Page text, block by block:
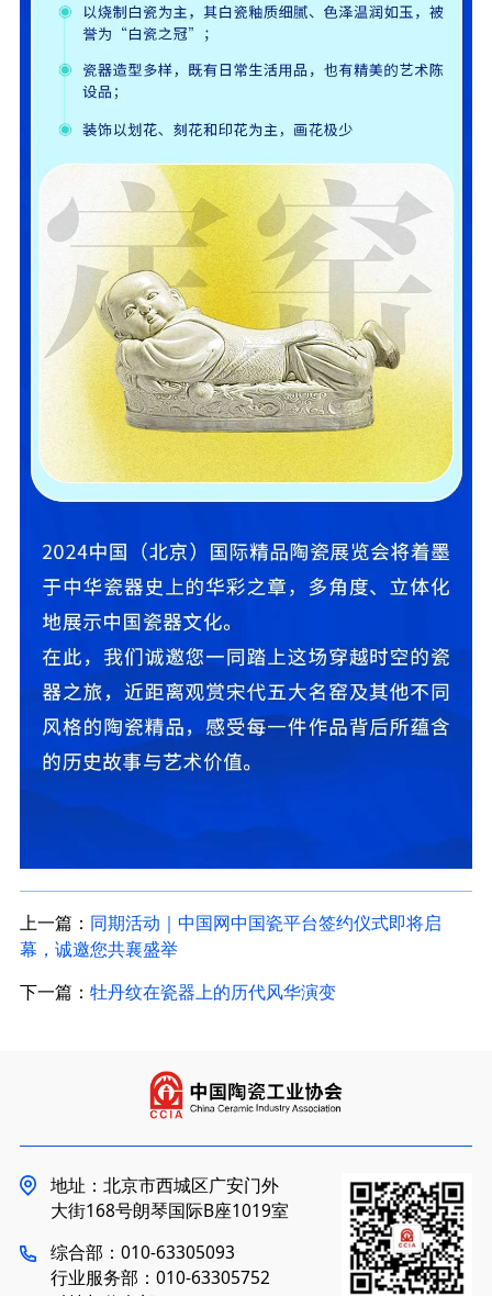
上一篇： 同期活动｜中国网中国瓷平台签约仪式即将启
幕，诚邀您共襄盛举
下一篇： 牡丹纹在瓷器上的历代风华演变
地址：北京市西城区广安门外
大街168号朗琴国际B座1019室
综合部：010-63305093
行业服务部：010-63305752